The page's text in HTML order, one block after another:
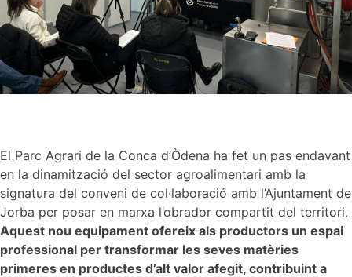
El Parc Agrari de la Conca d’Òdena ha fet un pas endavant
en la dinamització del sector agroalimentari amb la
signatura del conveni de col·laboració amb l’Ajuntament de
Jorba per posar en marxa l’obrador compartit del territori.
Aquest nou equipament ofereix als productors un espai
professional per transformar les seves matèries
primeres en productes d’alt valor afegit, contribuint a